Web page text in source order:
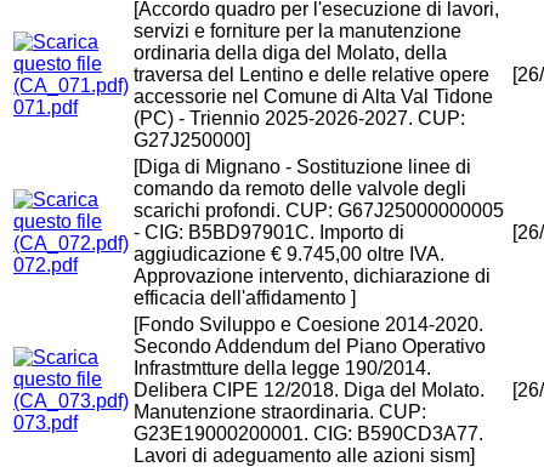
071.pdf
[Accordo quadro per l'esecuzione di lavori,
servizi e forniture per la manutenzione
ordinaria della diga del Molato, della
traversa del Lentino e delle relative opere
accessorie nel Comune di Alta Val Tidone
(PC) - Triennio 2025-2026-2027. CUP:
G27J250000]
072.pdf
[Diga di Mignano - Sostituzione linee di
comando da remoto delle valvole degli
scarichi profondi. CUP: G67J25000000005
- CIG: B5BD97901C. Importo di
aggiudicazione € 9.745,00 oltre IVA.
Approvazione intervento, dichiarazione di
efficacia dell'affidamento ]
073.pdf
[Fondo Sviluppo e Coesione 2014-2020.
Secondo Addendum del Piano Operativo
Infrastmtture della legge 190/2014.
Delibera CIPE 12/2018. Diga del Molato.
Manutenzione straordinaria. CUP:
G23E19000200001. CIG: B590CD3A77.
Lavori di adeguamento alle azioni sism]